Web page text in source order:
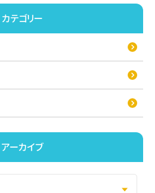
カテゴリー
アーカイブ